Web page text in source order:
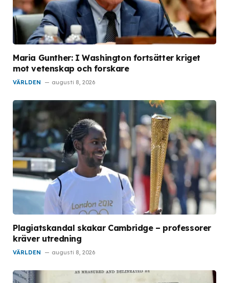
Maria Gunther: I Washington fortsätter kriget
mot vetenskap och forskare
VÄRLDEN augusti 8, 2026
Plagiatskandal skakar Cambridge – professorer
kräver utredning
VÄRLDEN augusti 8, 2026